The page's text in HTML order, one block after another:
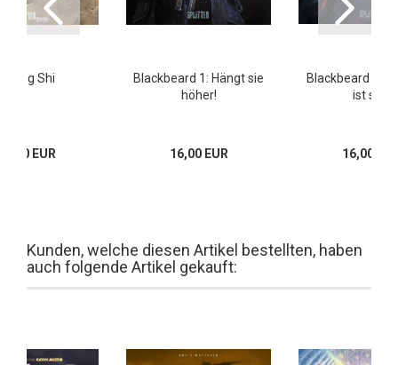
Shi
EUR
Blackbeard 1: Hängt sie
höher!
16,00 EUR
Blackbeard 2:
ist süß
16,00
Kunden, welche diesen Artikel bestellten, haben
auch folgende Artikel gekauft: